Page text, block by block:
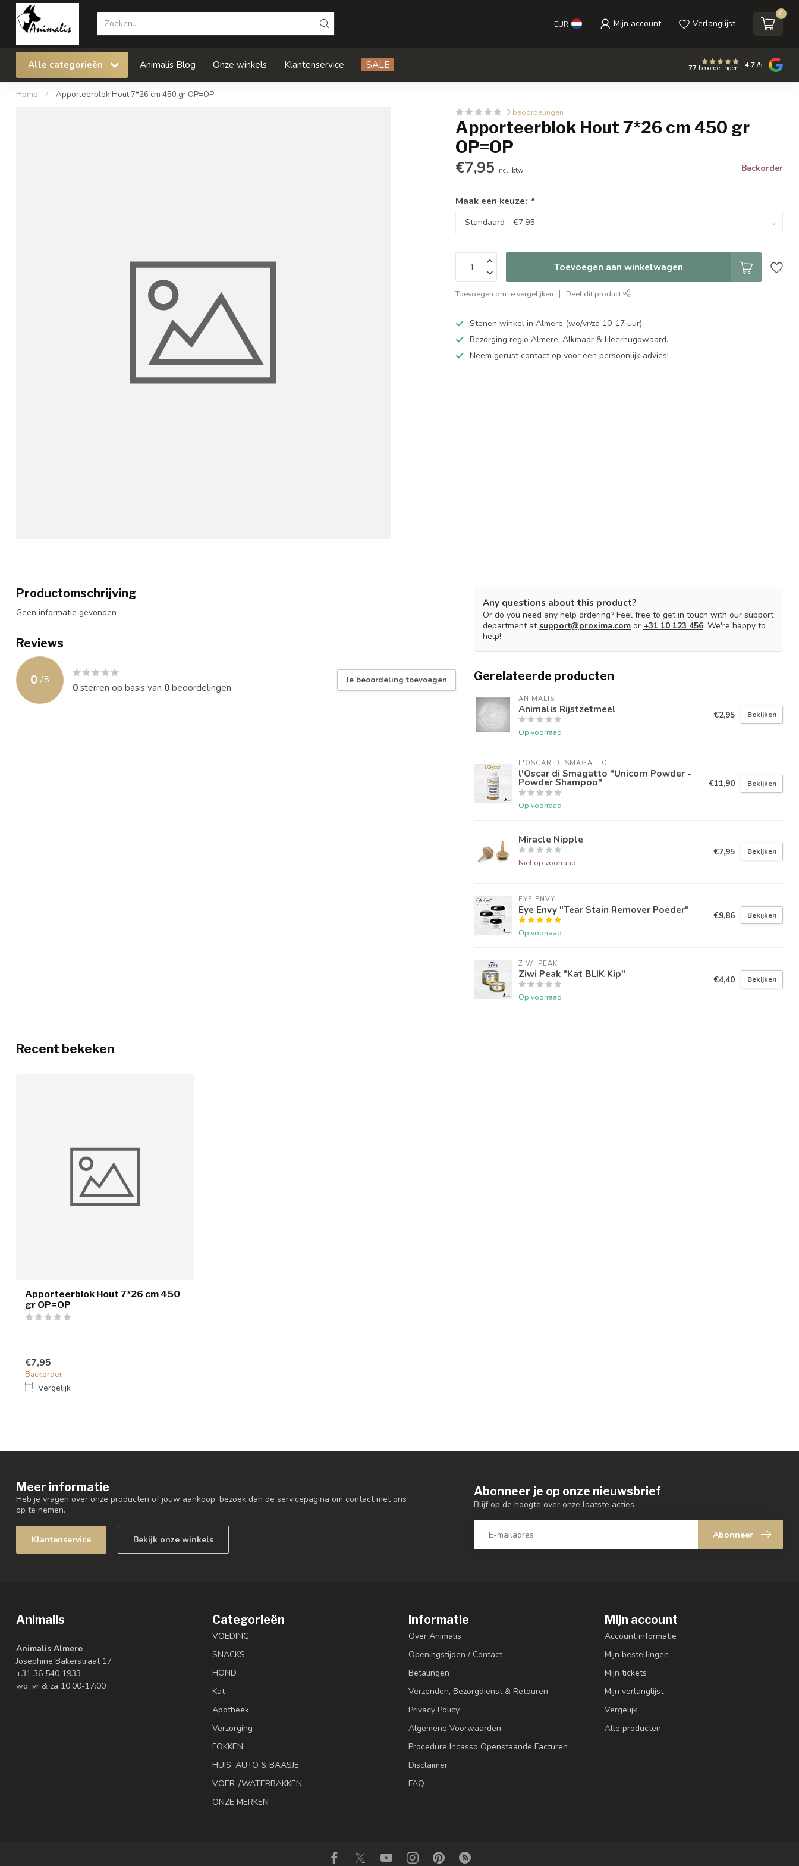
EUR Mijn account Verlanglijst
0
Alle categorieën Animalis Blog Onze winkels Klantenservice SALE 77 beoordelingen 4.7/5
Home / Apporteerblok Hout 7*26 cm 450 gr OP=OP
0 beoordelingen
Apporteerblok Hout 7*26 cm 450 gr
OP=OP
€7,95 Incl. btw Backorder
Maak een keuze: *
Toevoegen aan winkelwagen
Toevoegen om te vergelijken Deel dit product
Stenen winkel in Almere (wo/vr/za 10-17 uur).
Bezorging regio Almere, Alkmaar & Heerhugowaard.
Neem gerust contact op voor een persoonlijk advies!
Productomschrijving
Geen informatie gevonden
Reviews
0 /5
0sterren op basis van 0beoordelingen
Je beoordeling toevoegen
Any questions about this product?
Or do you need any help ordering? Feel free to get in touch with our support
department atsupport@proxima.com or +31 10 123 456. We're happy to
help!
Gerelateerde producten
ANIMALIS
Animalis Rijstzetmeel
Op voorraad
€2,95 Bekijken
L'OSCAR DI SMAGATTO
l'Oscar di Smagatto "Unicorn Powder -
Powder Shampoo"
Op voorraad
€11,90 Bekijken
Miracle Nipple
Niet op voorraad
€7,95 Bekijken
EYE ENVY
Eye Envy "Tear Stain Remover Poeder"
Op voorraad
€9,86 Bekijken
ZIWI PEAK
Ziwi Peak "Kat BLIK Kip"
Op voorraad
€4,40 Bekijken
Recent bekeken
Apporteerblok Hout 7*26 cm 450
gr OP=OP
€7,95
Backorder
Vergelijk
Meer informatie
Heb je vragen over onze producten of jouw aankoop, bezoek dan de servicepagina om contact met ons
op te nemen.
Klantenservice Bekijk onze winkels
Abonneer je op onze nieuwsbrief
Blijf op de hoogte over onze laatste acties
Abonneer
Animalis
Animalis Almere
Josephine Bakerstraat 17
+31 36 540 1933
wo, vr & za 10:00-17:00
Categorieën
VOEDING
SNACKS
HOND
Kat
Apotheek
Verzorging
FOKKEN
HUIS, AUTO & BAASJE
VOER-/WATERBAKKEN
ONZE MERKEN
Informatie
Over Animalis
Openingstijden / Contact
Betalingen
Verzenden, Bezorgdienst & Retouren
Privacy Policy
Algemene Voorwaarden
Procedure Incasso Openstaande Facturen
Disclaimer
FAQ
Mijn account
Account informatie
Mijn bestellingen
Mijn tickets
Mijn verlanglijst
Vergelijk
Alle producten